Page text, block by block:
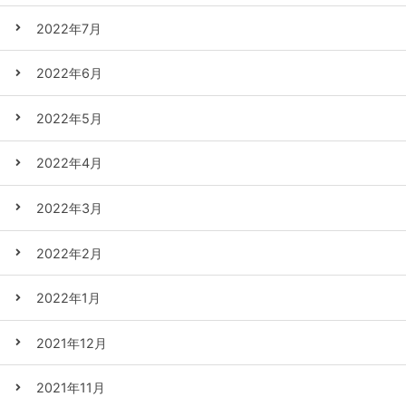
2022年7月
2022年6月
2022年5月
2022年4月
2022年3月
2022年2月
2022年1月
2021年12月
2021年11月